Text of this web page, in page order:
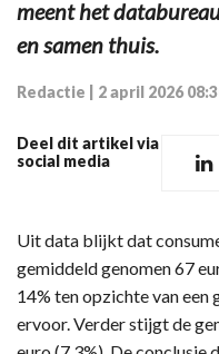
meent het
en samen thuis.
Redactie 2 april 2026
Deel dit artikel via
social media
Uit data blijkt dat
gemiddeld genomen 67
14% ten opzichte van een
ervoor. Verder stijgt de